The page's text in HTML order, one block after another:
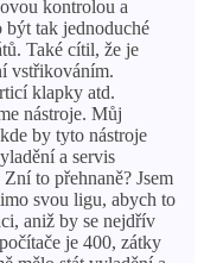
kontrolou a
tak jednoduché
Také cítil, že je
vstřikováním.
klapky atd.
nástroje. Můj
by tyto nástroje
a servis
to přehnaně? Jsem
svou ligu, abych to
aniž by se nejdřív
je 400, zátky